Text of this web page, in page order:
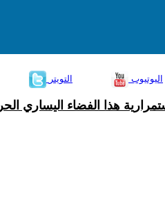
التويتر اليوتيوب
هذا الفضاء اليساري الحر